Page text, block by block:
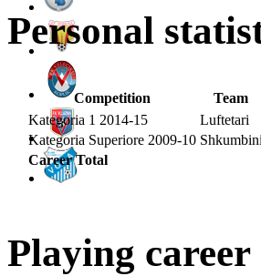
Personal
Competition
Team
Kategoria 1 2014-15
Luftetari
Kategoria Superiore 2009-10
Career Total
Playing career